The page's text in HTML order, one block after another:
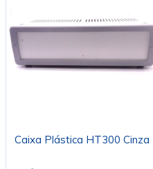
Caixa Plástica HT300 Cinza